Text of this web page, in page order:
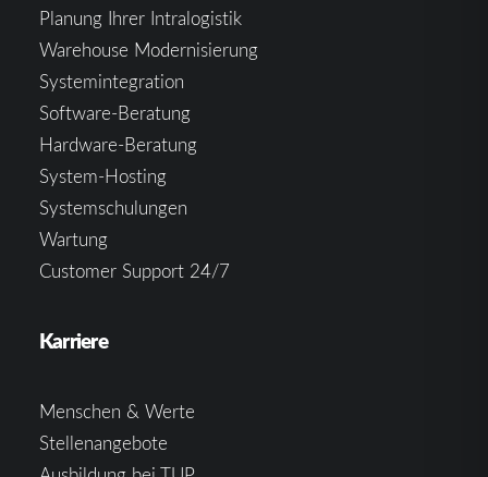
Planung Ihrer Intralogistik
Warehouse Modernisierung
Systemintegration
Software-Beratung
Hardware-Beratung
System-Hosting
Systemschulungen
Wartung
Customer Support 24/7
Karriere
Menschen & Werte
Stellenangebote